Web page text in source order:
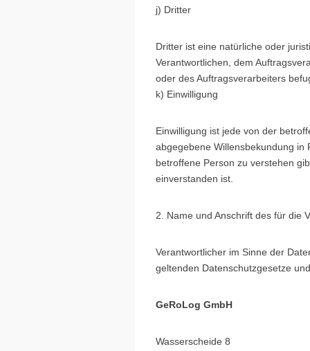
j) Dritter
Dritter ist eine natürliche oder
Verantwortlichen, dem
oder des Auftragsverarbeiters
k) Einwilligung
Einwilligung ist jede von der
abgegebene Willensbekundung
betroffene Person zu verstehen
einverstanden ist.
2. Name und Anschrift des für die
Verantwortlicher im Sinne der
geltenden Datenschutzgesetze
GeRoLog GmbH
Wasserscheide 8